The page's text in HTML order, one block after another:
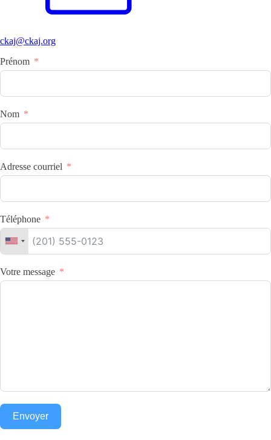
ckaj@ckaj.org
Prénom
Nom
Adresse courriel
Téléphone
Votre message
Envoyer